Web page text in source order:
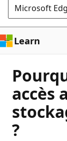
Microsoft
Learn
accès
?